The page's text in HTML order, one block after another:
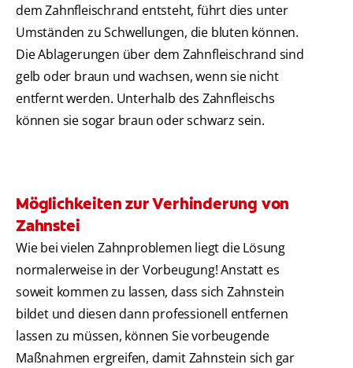
dem Zahnfleischrand entsteht, führt dies unter
Umständen zu Schwellungen, die bluten können.
Die Ablagerungen über dem Zahnfleischrand sind
gelb oder braun und wachsen, wenn sie nicht
entfernt werden. Unterhalb des Zahnfleischs
können sie sogar braun oder schwarz sein.
Möglichkeiten zur Verhinderung von
Zahnstei
Wie bei vielen Zahnproblemen liegt die Lösung
normalerweise in der Vorbeugung! Anstatt es
soweit kommen zu lassen, dass sich Zahnstein
bildet und diesen dann professionell entfernen
lassen zu müssen, können Sie vorbeugende
Maßnahmen ergreifen, damit Zahnstein sich gar